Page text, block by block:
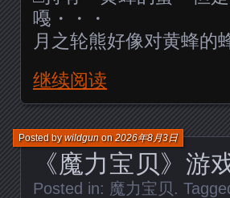
嘠・・・
月之轮熊好像对黄蜂的
继续阅读
《魔力宝贝》
Posted bywildgunon2026年8月3日
Posted in: 魔力宝贝 .